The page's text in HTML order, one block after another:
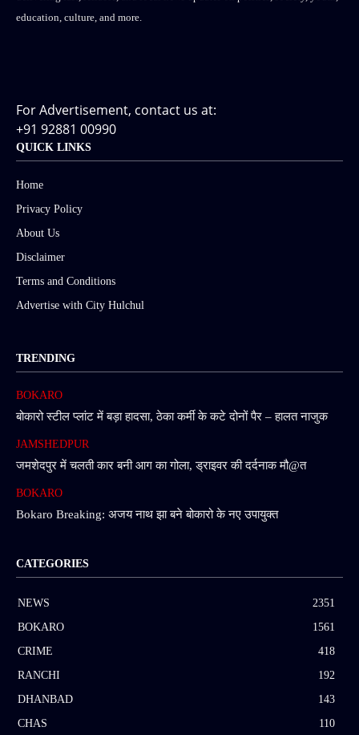
education, culture, and more.
For Advertisement, contact us at:
+91 92881 00990
QUICK LINKS
Home
Privacy Policy
About Us
Disclaimer
Terms and Conditions
Advertise with City Hulchul
TRENDING
BOKARO
बोकारो स्टील प्लांट में बड़ा हादसा, ठेका कर्मी के कटे दोनों पैर – हालत नाजुक
JAMSHEDPUR
जमशेदपुर में चलती कार बनी आग का गोला, ड्राइवर की दर्दनाक मौ@त
BOKARO
Bokaro Breaking: अजय नाथ झा बने बोकारो के नए उपायुक्त
CATEGORIES
NEWS
2351
BOKARO
1561
CRIME
418
RANCHI
192
DHANBAD
143
CHAS
110